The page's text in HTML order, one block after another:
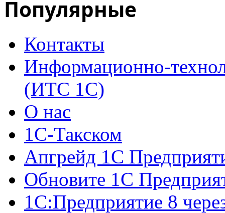
Популярные
Контакты
Информационно-
(ИТС 1С)
О нас
1С-Такском
Апгрейд 1С
Обновите 1С
1С:Предприятие 8